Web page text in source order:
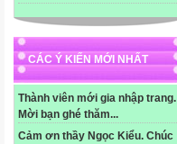
CÁC Ý KIẾN MỚI NHẤT
Thành viên mới gia nhập trang.
Mời bạn ghé thăm...
Cảm ơn thầy Ngọc Kiểu. Chúc